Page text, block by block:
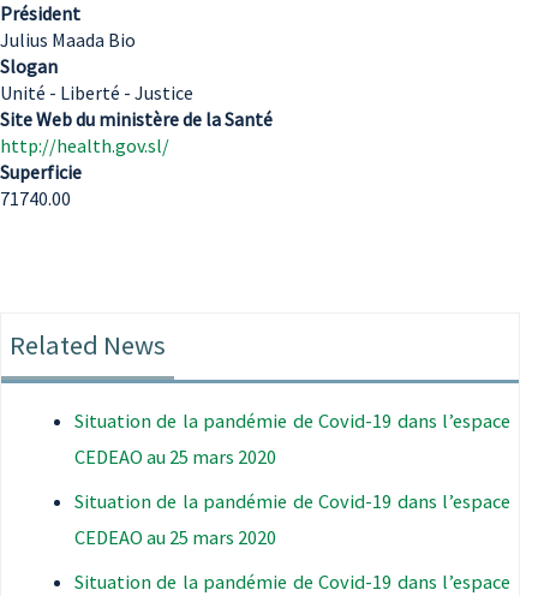
Président
Julius Maada Bio
Slogan
Unité - Liberté - Justice
Site Web du ministère de la Santé
http://health.gov.sl/
Superficie
71740.00
Related News
Situation de la pandémie de Covid-19 dans l’espace
CEDEAO au 25 mars 2020
Situation de la pandémie de Covid-19 dans l’espace
CEDEAO au 25 mars 2020
Situation de la pandémie de Covid-19 dans l’espace